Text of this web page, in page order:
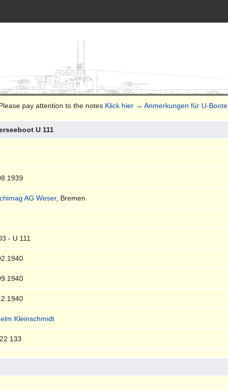
pay attention to the notes Klick hier → Anmerkungen für U-Boote
U 111
AG Weser, Bremen
- U 111
Kleinschmidt
133